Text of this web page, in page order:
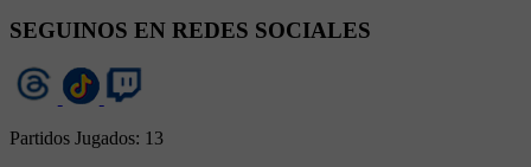
SEGUINOS EN REDES SOCIALES
Partidos Jugados: 13